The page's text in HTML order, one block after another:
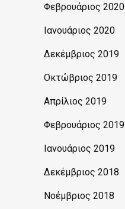
Φεβρουάριος 2020
Ιανουάριος 2020
Δεκέμβριος 2019
Οκτώβριος 2019
Απρίλιος 2019
Φεβρουάριος 2019
Ιανουάριος 2019
Δεκέμβριος 2018
Νοέμβριος 2018